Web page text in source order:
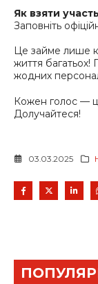
Як взяти
Заповніть
Це займе лише
життя багатьох!
жодних
Кожен голос —
Долучайтеся!
03.03.2025